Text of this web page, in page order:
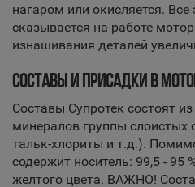
нагаром или окисляется. Все
сказывается на работе
изнашивания деталей
СОСТАВЫ И ПРИСАДКИ В
Составы Супротек состоят
минералов группы слоистых
тальк-хлориты и т.д.).
содержит носитель: 99,5 - 95
желтого цвета. ВАЖНО!